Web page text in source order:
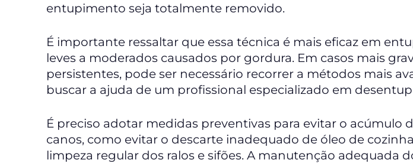
entupimento seja totalmente removido.
É importante ressaltar que essa técnica é mais eficaz em
leves a moderados causados por gordura. Em casos mais
persistentes, pode ser necessário recorrer a métodos mais
buscar a ajuda de um profissional especializado em
É preciso adotar medidas preventivas para evitar o acúmulo
canos, como evitar o descarte inadequado de óleo de
limpeza regular dos ralos e sifões. A manutenção adequada